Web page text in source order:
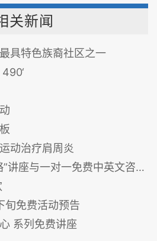
关新闻
具特色族裔社区之一
动治疗肩周炎
座与一对一免费中英文咨询辅导
旬免费活动预告
系列免费讲座